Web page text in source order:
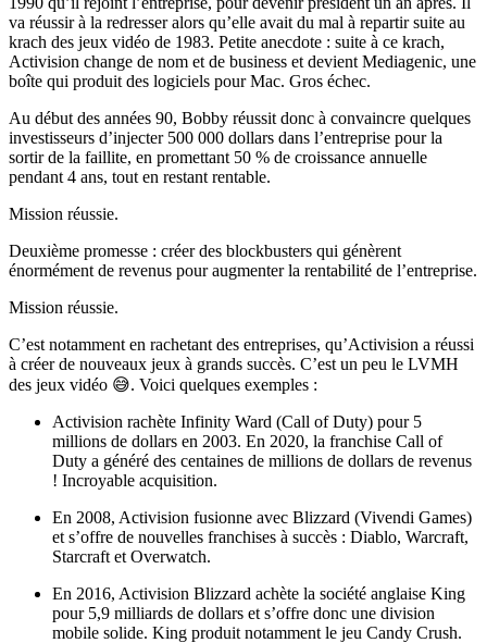
va réussir à la redresser alors qu’elle avait du mal à repartir suite au
krach des jeux vidéo de 1983. Petite anecdote : suite à ce krach,
Activision change de nom et de business et devient Mediagenic, une
boîte qui produit des logiciels pour Mac. Gros échec.
Au début des années 90, Bobby réussit donc à convaincre quelques
investisseurs d’injecter 500 000 dollars dans l’entreprise pour la
sortir de la faillite, en promettant 50 % de croissance annuelle
pendant 4 ans, tout en restant rentable.
Mission réussie.
Deuxième promesse : créer des blockbusters qui génèrent
énormément de revenus pour augmenter la rentabilité de l’entreprise.
Mission réussie.
C’est notamment en rachetant des entreprises, qu’Activision a réussi
à créer de nouveaux jeux à grands succès. C’est un peu le LVMH
des jeux vidéo 😅. Voici quelques exemples :
Activision rachète Infinity Ward (Call of Duty) pour 5
millions de dollars en 2003. En 2020, la franchise Call of
Duty a généré des centaines de millions de dollars de revenus
! Incroyable acquisition.
En 2008, Activision fusionne avec Blizzard (Vivendi Games)
et s’offre de nouvelles franchises à succès : Diablo, Warcraft,
Starcraft et Overwatch.
En 2016, Activision Blizzard achète la société anglaise King
pour 5,9 milliards de dollars et s’offre donc une division
mobile solide. King produit notamment le jeu Candy Crush.